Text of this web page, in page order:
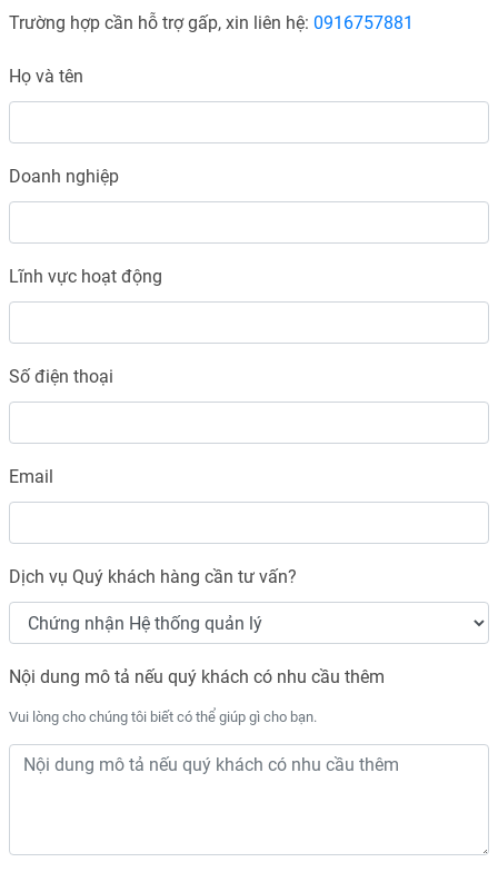
Trường hợp cần hỗ trợ gấp, xin liên hệ: 0916757881
Họ và tên
Doanh nghiệp
Lĩnh vực hoạt động
Số điện thoại
Email
Dịch vụ Quý khách hàng cần tư vấn?
Nội dung mô tả nếu quý khách có nhu cầu thêm
Vui lòng cho chúng tôi biết có thể giúp gì cho bạn.